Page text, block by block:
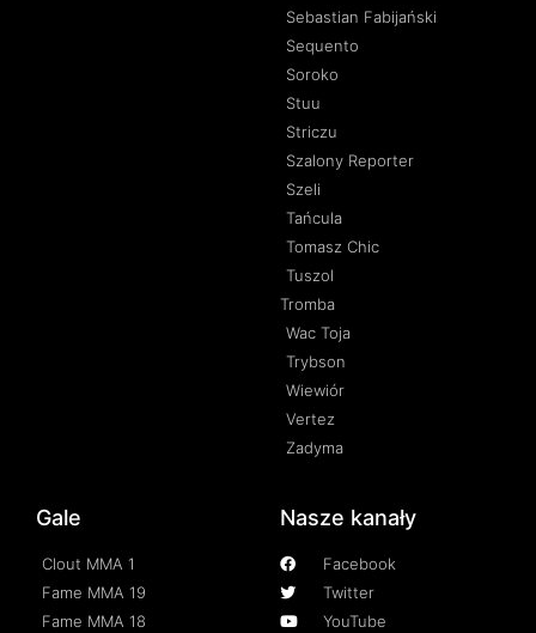
Sebastian Fabijański
Sequento
Soroko
Stuu
Striczu
Szalony Reporter
Szeli
Tańcula
Tomasz Chic
Tuszol
Tromba
Wac Toja
Trybson
Wiewiór
Vertez
Zadyma
Gale
Clout MMA 1
Fame MMA 19
Fame MMA 18
Nasze kanały
Facebook
Twitter
YouTube